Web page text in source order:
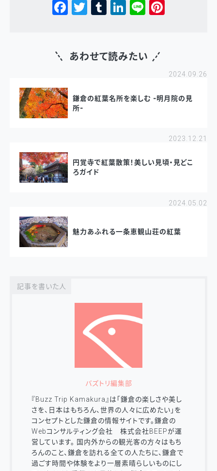
Facebook
Twitter Tumblr LinkedInLine
あわせて読みたい
鎌倉の紅葉名所を楽しむ -明月院の見
所-
2024.09.26
円覚寺で紅葉散策！美しい見頃・見どこ
ろガイド
2023.12.21
魅力あふれる一条恵観山荘の紅葉
2024.05.02
記事を書いた人
バズトリ編集部
『Buzz Trip Kamakura』は「鎌倉の楽しさや美し
さを、日本はもちろん、世界の人々に広めたい」を
コンセプトとした鎌倉の情報サイトです。鎌倉の
Webコンサルティング会社 株式会社BEEPが運
営しています。 国内外からの観光客の方々はもち
ろんのこと、鎌倉を訪れる全ての人たちに、鎌倉で
過ごす時間や体験をより一層素晴らしいものにし